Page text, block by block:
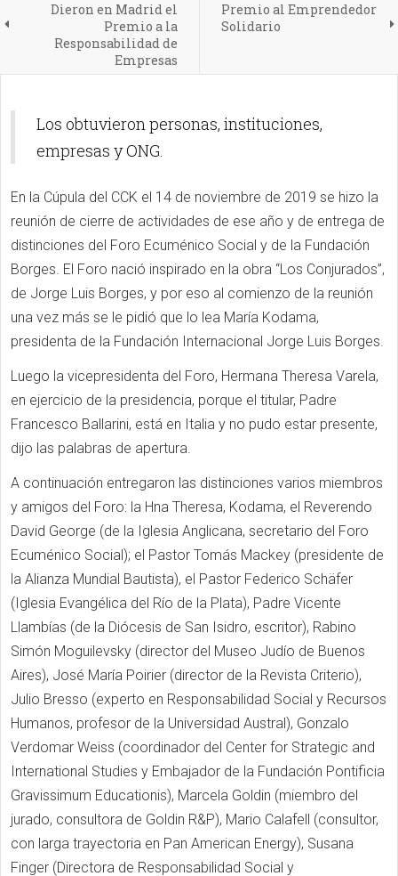
Dieron en Madrid el
Premio a la
Responsabilidad de
Empresas
Premio al Emprendedor
Solidario
Los obtuvieron personas, instituciones,
empresas y ONG.
En la Cúpula del CCK el 14 de noviembre de 2019 se hizo la
reunión de cierre de actividades de ese año y de entrega de
distinciones del Foro Ecuménico Social y de la Fundación
Borges. El Foro nació inspirado en la obra “Los Conjurados”,
de Jorge Luis Borges, y por eso al comienzo de la reunión
una vez más se le pidió que lo lea María Kodama,
presidenta de la Fundación Internacional Jorge Luis Borges.
Luego la vicepresidenta del Foro, Hermana Theresa Varela,
en ejercicio de la presidencia, porque el titular, Padre
Francesco Ballarini, está en Italia y no pudo estar presente,
dijo las palabras de apertura.
A continuación entregaron las distinciones varios miembros
y amigos del Foro: la Hna Theresa, Kodama, el Reverendo
David George (de la Iglesia Anglicana, secretario del Foro
Ecuménico Social); el Pastor Tomás Mackey (presidente de
la Alianza Mundial Bautista), el Pastor Federico Schäfer
(Iglesia Evangélica del Río de la Plata), Padre Vicente
Llambías (de la Diócesis de San Isidro, escritor), Rabino
Simón Moguilevsky (director del Museo Judío de Buenos
Aires), José María Poirier (director de la Revista Criterio),
Julio Bresso (experto en Responsabilidad Social y Recursos
Humanos, profesor de la Universidad Austral), Gonzalo
Verdomar Weiss (coordinador del Center for Strategic and
International Studies y Embajador de la Fundación Pontificia
Gravissimum Educationis), Marcela Goldin (miembro del
jurado, consultora de Goldin R&P), Mario Calafell (consultor,
con larga trayectoria en Pan American Energy), Susana
Finger (Directora de Responsabilidad Social y